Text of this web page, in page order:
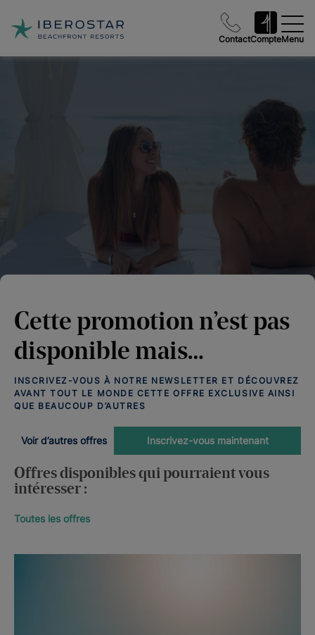
ContactCompteMenu
Cette promotion n’est pas
disponible mais…
INSCRIVEZ-VOUS À NOTRE NEWSLETTER ET DÉCOUVREZ
AVANT TOUT LE MONDE CETTE OFFRE EXCLUSIVE AINSI
QUE BEAUCOUP D’AUTRES
Inscrivez-vous maintenant
Voir d’autres offres
Offres disponibles qui pourraient vous
intéresser :
Toutes les offres